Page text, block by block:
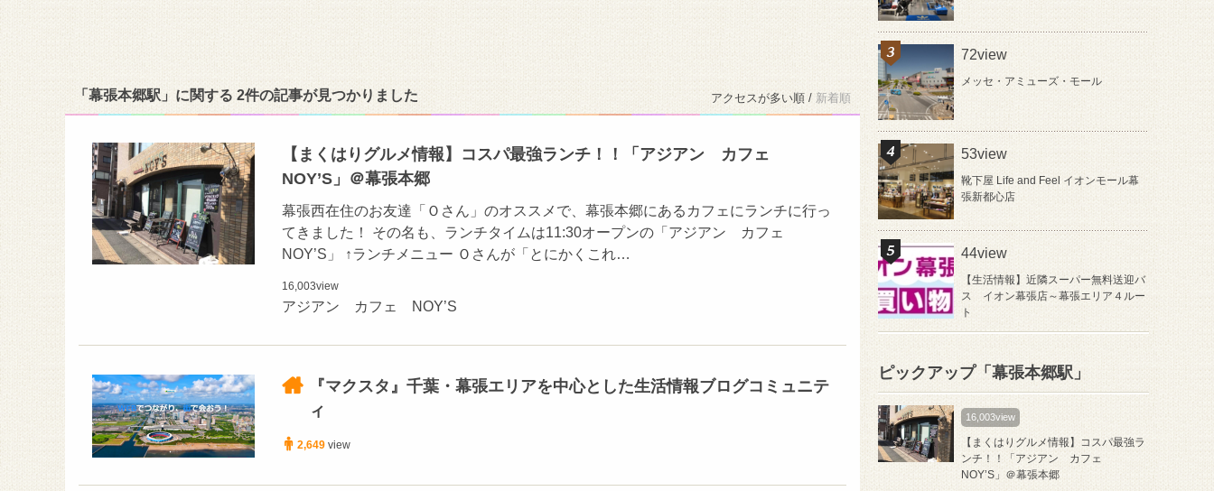
「幕張本郷駅」に関する 2件の記事が見つかりました アクセスが多い順 / 新着順
【まくはりグルメ情報】コスパ最強ランチ！！「アジアン カフェ
NOY’S」＠幕張本郷
幕張西在住のお友達「Ｏさん」のオススメで、幕張本郷にあるカフェにランチに行っ
てきました！ その名も、ランチタイムは11:30オープンの「アジアン カフェ
NOY’S」 ↑ランチメニュー Ｏさんが「とにかくこれ…
16,003view
アジアン カフェ NOY’S
『マクスタ』千葉・幕張エリアを中心とした生活情報ブログコミュニテ
ィ
2,649 view
72view
メッセ・アミューズ・モール
53view
靴下屋 Life and Feel イオンモール幕
張新都心店
44view
【生活情報】近隣スーパー無料送迎バ
ス イオン幕張店～幕張エリア４ルー
ト
ピックアップ「幕張本郷駅」
16,003view
【まくはりグルメ情報】コスパ最強ラ
ンチ！！「アジアン カフェ
NOY’S」＠幕張本郷